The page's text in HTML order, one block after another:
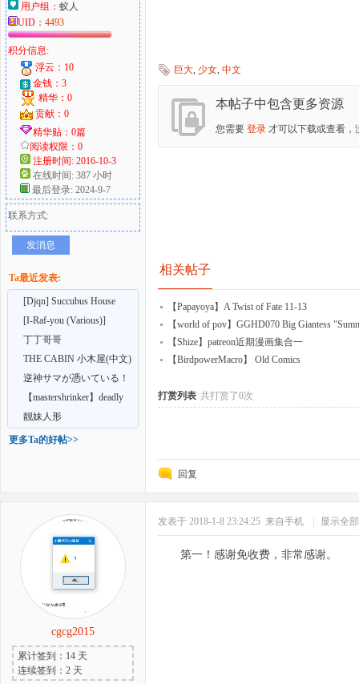
爱
好
用户组： 蚁人
UID： 4493
积分信息:
浮云：10
金钱：3
精华：0
贡献：0
精华贴：0篇
阅读权限：0
注册时间: 2016-10-3
在线时间: 387 小时
最后登录: 2024-9-7
联系方式:
发消息
Ta最近发表:
[Djqn] Succubus House
[I-Raf-you (Various)]
Microne Magazine V
丁丁哥哥
THE CABIN 小木屋(中文)
逆神サマが憑いている！
【mastershrinker】deadly
screening
靓妹人形
更多Ta的好帖>>
巨大, 少女, 中文
本帖子中包含更多资源
您需要 登录 才可以下载或查看，
相关帖子
【Papayoya】A Twist of Fate 11-13
【world of pov】GGHD070 Big Giantess
【Shize】patreon近期漫画集合一
【BirdpowerMacro】 Old Comics
打赏列表 共打赏了0次
回复
cgcg2015
累计签到：14 天
连续签到：2 天
发表于 2018-1-8 23:24:25 来自手机 显示全
第一！感谢免收费，非常感谢。